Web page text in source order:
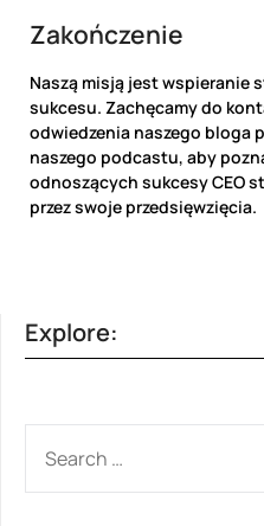
Zakończenie
Naszą misją jest wspieranie
sukcesu. Zachęcamy do
odwiedzenia naszego bloga
naszego podcastu, aby
odnoszących sukcesy CEO
przez swoje przedsięwzięcia.
Explore:
FOR: